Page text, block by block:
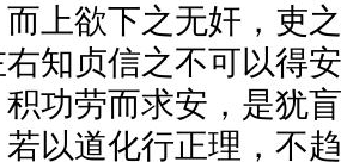
上欲下之无奸，吏
知贞信之不可以得
功劳而求安，是犹
以道化行正理，不